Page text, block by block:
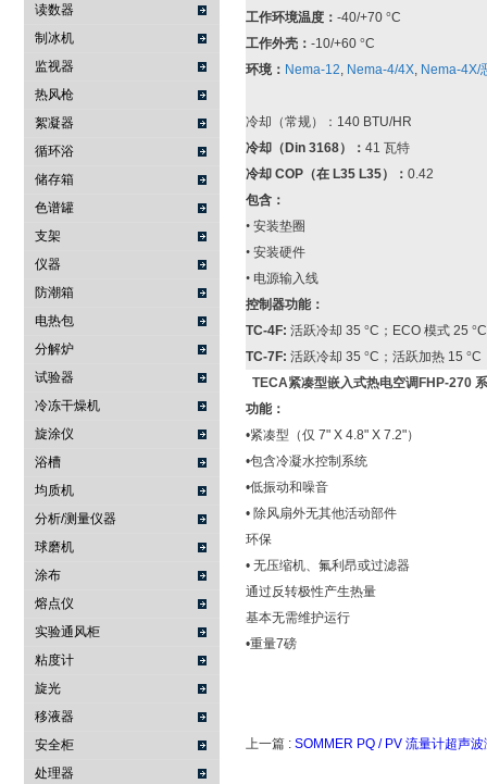
读数器
制冰机
监视器
热风枪
絮凝器
循环浴
储存箱
色谱罐
支架
仪器
防潮箱
电热包
分解炉
试验器
冷冻干燥机
旋涂仪
浴槽
均质机
分析/测量仪器
球磨机
涂布
熔点仪
实验通风柜
粘度计
旋光
移液器
安全柜
处理器
工作环境温度： -40/+70 °C
工作外壳： -10/+60 °C
环境： Nema-12, Nema-4/4X, Nema-4X/
冷却（常规）： 140 BTU/HR
冷却（ Din 3168）： 41 瓦特
冷却 COP （在 L35 L35）： 0.42
包含：
• 安装垫圈
• 安装硬件
• 电源输入线
控制器功能：
TC-4F: 活跃冷却 35 °C ； ECO 模式 25 °C
TC-7F: 活跃冷却 35 °C ；活跃加热 15 °C
TECA紧凑型嵌入式热电空调FHP-270
功能：
•紧凑型（仅 7" X 4.8" X 7.2"）
•包含冷凝水控制系统
•低振动和噪音
• 除风扇外无其他活动部件
环保
• 无压缩机、氟利昂或过滤器
通过反转极性产生热量
基本无需维护运行
•重量7磅
上一篇 : SOMMER PQ / PV 流量计超声